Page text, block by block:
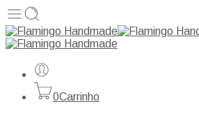
0Carrinho